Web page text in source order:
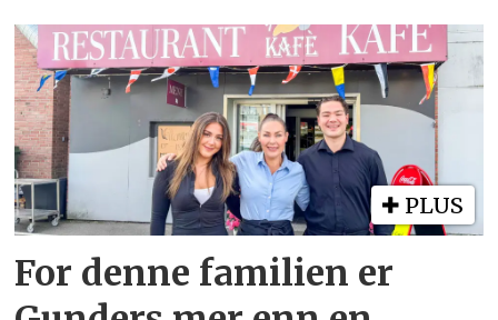
PLUS
For denne familien er